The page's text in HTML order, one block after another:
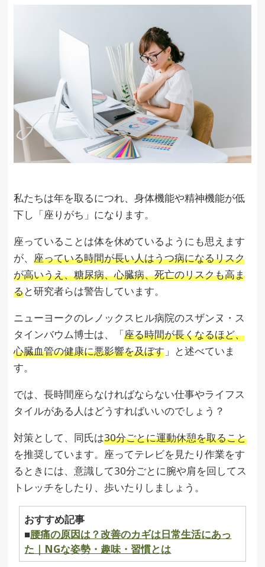
私たちは年を取るにつれ、身体機能や精神機能が低
下し「座りがち」になります。
座っていることは体を休めているようにも思えます
が、座っている時間が長い人はうつ病になるリスク
が高いうえ、糖尿病、心臓病、死亡のリスクも高ま
ると研究者らは警告しています。
ニューヨークのレノックスヒル病院のスザンヌ・ス
タインバウム博士は、「座る時間が長くなるほど、
心臓血管の健康に悪影響を及ぼす 」と述べていま
す。
では、長時間座らなければならない仕事やライフス
タイルがある人はどうすればいいのでしょう？
対策として、同氏は30分ごとに運動休憩を取ること
を推奨しています。座ってテレビを見たり作業をす
るときには、意識して30分ごとに腕や肩を回してス
トレッチをしたり、歩いたりしましょう。
おすすめ記事
■腰痛の原因は？改善のカギは日常生活にあっ
た｜NGな姿勢・趣味・習慣とは